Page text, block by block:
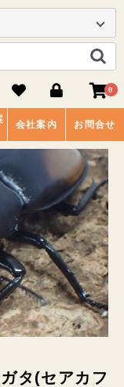
0
会社案内 お問合せ
タ(セアカフ